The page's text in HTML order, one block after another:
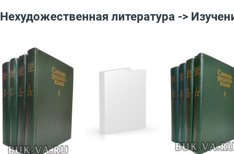
Нехудожественная литература ->